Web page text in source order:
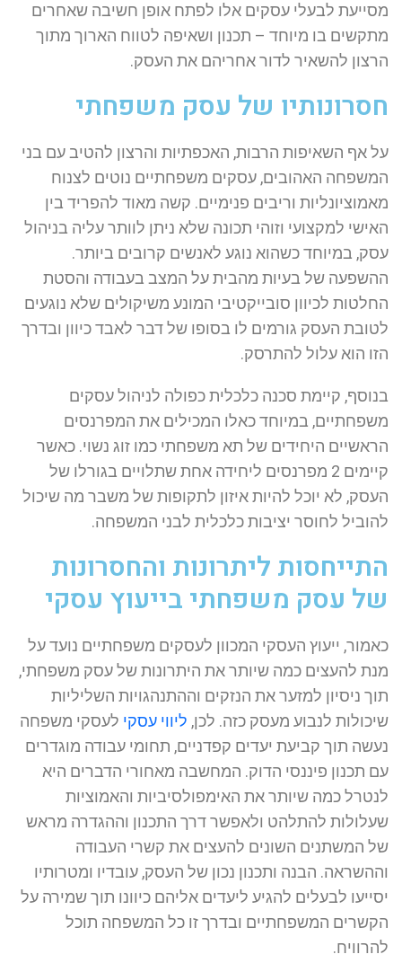
מסייעת לבעלי עסקים אלו לפתח אופן חשיבה שאחרים
מתקשים בו מיוחד – תכנון ושאיפה לטווח הארוך מתוך
הרצון להשאיר לדור אחריהם את העסק.
חסרונותיו של עסק משפחתי
על אף השאיפות הרבות, האכפתיות והרצון להטיב עם בני
המשפחה האהובים, עסקים משפחתיים נוטים לצנוח
מאמוציונליות וריבים פנימיים. קשה מאוד להפריד בין
האישי למקצועי וזוהי תכונה שלא ניתן לוותר עליה בניהול
עסק, במיוחד כשהוא נוגע לאנשים קרובים ביותר.
ההשפעה של בעיות מהבית על המצב בעבודה והסטת
החלטות לכיוון סובייקטיבי המונע משיקולים שלא נוגעים
לטובת העסק גורמים לו בסופו של דבר לאבד כיוון ובדרך
הזו הוא עלול להתרסק.
בנוסף, קיימת סכנה כלכלית כפולה לניהול עסקים
משפחתיים, במיוחד כאלו המכילים את המפרנסים
הראשיים היחידים של תא משפחתי כמו זוג נשוי. כאשר
קיימים 2 מפרנסים ליחידה אחת שתלויים בגורלו של
העסק, לא יוכל להיות איזון לתקופות של משבר מה שיכול
להוביל לחוסר יציבות כלכלית לבני המשפחה.
התייחסות ליתרונות והחסרונות
של עסק משפחתי בייעוץ עסקי
כאמור, ייעוץ העסקי המכוון לעסקים משפחתיים נועד על
מנת להעצים כמה שיותר את היתרונות של עסק משפחתי,
תוך ניסיון למזער את הנזקים וההתנהגויות השליליות
שיכולות לנבוע מעסק כזה. לכן, ליווי עסקי לעסקי משפחה
נעשה תוך קביעת יעדים קפדניים, תחומי עבודה מוגדרים
עם תכנון פיננסי הדוק. המחשבה מאחורי הדברים היא
לנטרל כמה שיותר את האימפולסיביות והאמוציות
שעלולות להתלהט ולאפשר דרך התכנון וההגדרה מראש
של המשתנים השונים להעצים את קשרי העבודה
וההשראה. הבנה ותכנון נכון של העסק, עובדיו ומטרותיו
יסייעו לבעלים להגיע ליעדים אליהם כיוונו תוך שמירה על
הקשרים המשפחתיים ובדרך זו כל המשפחה תוכל
להרוויח.